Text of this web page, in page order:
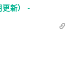
更新） -